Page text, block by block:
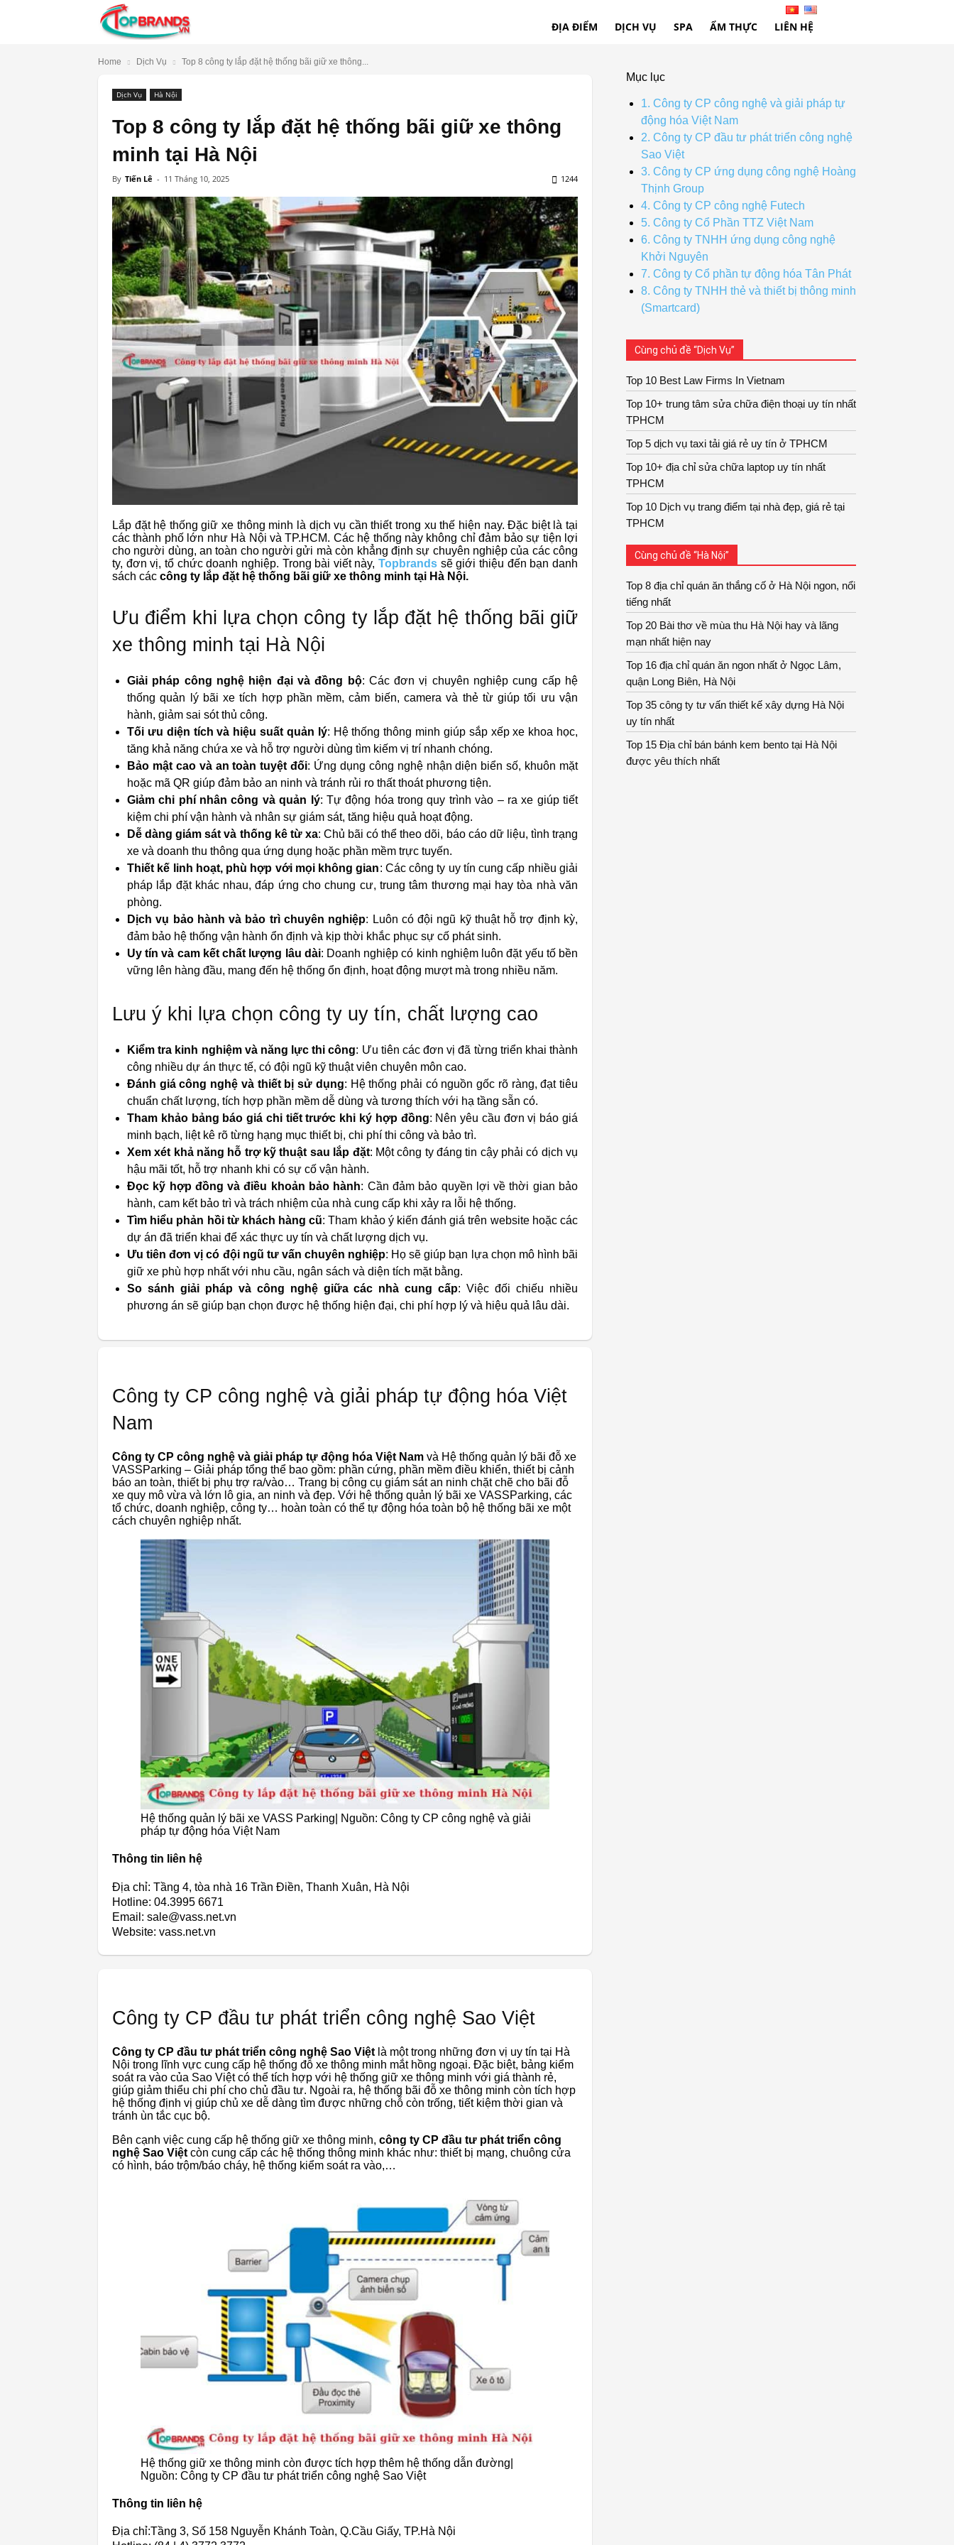
ĐỊA ĐIỂM DỊCH VỤ SPA ẨM THỰC LIÊN HỆ
Home Dịch Vụ Top 8 công ty lắp đặt hệ thống bãi giữ xe thông...
Dịch Vụ Hà Nội
Top 8 công ty lắp đặt hệ thống bãi giữ xe thông
minh tại Hà Nội
By Tiến Lê - 11 Tháng 10, 2025 1244
Lắp đặt hệ thống giữ xe thông minh là dịch vụ cần thiết trong xu thế hiện nay. Đặc biệt là tại
các thành phố lớn như Hà Nội và TP.HCM. Các hệ thống này không chỉ đảm bảo sự tiện lợi
cho người dùng, an toàn cho người gửi mà còn khẳng định sự chuyên nghiệp của các công
ty, đơn vị, tổ chức doanh nghiệp. Trong bài viết này,Topbrands sẽ giới thiệu đến bạn danh
sách các công ty lắp đặt hệ thống bãi giữ xe thông minh tại Hà Nội.
Ưu điểm khi lựa chọn công ty lắp đặt hệ thống bãi giữ
xe thông minh tại Hà Nội
Giải pháp công nghệ hiện đại và đồng bộ: Các đơn vị chuyên nghiệp cung cấp hệ
thống quản lý bãi xe tích hợp phần mềm, cảm biến, camera và thẻ từ giúp tối ưu vận
hành, giảm sai sót thủ công.
Tối ưu diện tích và hiệu suất quản lý: Hệ thống thông minh giúp sắp xếp xe khoa học,
tăng khả năng chứa xe và hỗ trợ người dùng tìm kiếm vị trí nhanh chóng.
Bảo mật cao và an toàn tuyệt đối: Ứng dụng công nghệ nhận diện biển số, khuôn mặt
hoặc mã QR giúp đảm bảo an ninh và tránh rủi ro thất thoát phương tiện.
Giảm chi phí nhân công và quản lý: Tự động hóa trong quy trình vào – ra xe giúp tiết
kiệm chi phí vận hành và nhân sự giám sát, tăng hiệu quả hoạt động.
Dễ dàng giám sát và thống kê từ xa: Chủ bãi có thể theo dõi, báo cáo dữ liệu, tình trạng
xe và doanh thu thông qua ứng dụng hoặc phần mềm trực tuyến.
Thiết kế linh hoạt, phù hợp với mọi không gian: Các công ty uy tín cung cấp nhiều giải
pháp lắp đặt khác nhau, đáp ứng cho chung cư, trung tâm thương mại hay tòa nhà văn
phòng.
Dịch vụ bảo hành và bảo trì chuyên nghiệp: Luôn có đội ngũ kỹ thuật hỗ trợ định kỳ,
đảm bảo hệ thống vận hành ổn định và kịp thời khắc phục sự cố phát sinh.
Uy tín và cam kết chất lượng lâu dài: Doanh nghiệp có kinh nghiệm luôn đặt yếu tố bền
vững lên hàng đầu, mang đến hệ thống ổn định, hoạt động mượt mà trong nhiều năm.
Lưu ý khi lựa chọn công ty uy tín, chất lượng cao
Kiểm tra kinh nghiệm và năng lực thi công: Ưu tiên các đơn vị đã từng triển khai thành
công nhiều dự án thực tế, có đội ngũ kỹ thuật viên chuyên môn cao.
Đánh giá công nghệ và thiết bị sử dụng: Hệ thống phải có nguồn gốc rõ ràng, đạt tiêu
chuẩn chất lượng, tích hợp phần mềm dễ dùng và tương thích với hạ tầng sẵn có.
Tham khảo bảng báo giá chi tiết trước khi ký hợp đồng: Nên yêu cầu đơn vị báo giá
minh bạch, liệt kê rõ từng hạng mục thiết bị, chi phí thi công và bảo trì.
Xem xét khả năng hỗ trợ kỹ thuật sau lắp đặt: Một công ty đáng tin cậy phải có dịch vụ
hậu mãi tốt, hỗ trợ nhanh khi có sự cố vận hành.
Đọc kỹ hợp đồng và điều khoản bảo hành: Cần đảm bảo quyền lợi về thời gian bảo
hành, cam kết bảo trì và trách nhiệm của nhà cung cấp khi xảy ra lỗi hệ thống.
Tìm hiểu phản hồi từ khách hàng cũ: Tham khảo ý kiến đánh giá trên website hoặc các
dự án đã triển khai để xác thực uy tín và chất lượng dịch vụ.
Ưu tiên đơn vị có đội ngũ tư vấn chuyên nghiệp: Họ sẽ giúp bạn lựa chọn mô hình bãi
giữ xe phù hợp nhất với nhu cầu, ngân sách và diện tích mặt bằng.
So sánh giải pháp và công nghệ giữa các nhà cung cấp: Việc đối chiếu nhiều
phương án sẽ giúp bạn chọn được hệ thống hiện đại, chi phí hợp lý và hiệu quả lâu dài.
Công ty CP công nghệ và giải pháp tự động hóa Việt
Nam
Công ty CP công nghệ và giải pháp tự động hóa Việt Nam và Hệ thống quản lý bãi đỗ xe
VASSParking – Giải pháp tổng thể bao gồm: phần cứng, phần mềm điều khiển, thiết bị cảnh
báo an toàn, thiết bị phụ trợ ra/vào… Trang bị công cụ giám sát an ninh chặt chẽ cho bãi đỗ
xe quy mô vừa và lớn lô gia, an ninh và đẹp. Với hệ thống quản lý bãi xe VASSParking, các
tổ chức, doanh nghiệp, công ty… hoàn toàn có thể tự động hóa toàn bộ hệ thống bãi xe một
cách chuyên nghiệp nhất.
Hệ thống quản lý bãi xe VASS Parking| Nguồn: Công ty CP công nghệ và giải
pháp tự động hóa Việt Nam
Thông tin liên hệ
Địa chỉ: Tầng 4, tòa nhà 16 Trần Điền, Thanh Xuân, Hà Nội
Hotline: 04.3995 6671
Email: sale@vass.net.vn
Website: vass.net.vn
Công ty CP đầu tư phát triển công nghệ Sao Việt
Công ty CP đầu tư phát triển công nghệ Sao Việt là một trong những đơn vị uy tín tại Hà
Nội trong lĩnh vực cung cấp hệ thống đỗ xe thông minh mắt hồng ngoại. Đặc biệt, bảng kiểm
soát ra vào của Sao Việt có thể tích hợp với hệ thống giữ xe thông minh với giá thành rẻ,
giúp giảm thiểu chi phí cho chủ đầu tư. Ngoài ra, hệ thống bãi đỗ xe thông minh còn tích hợp
hệ thống định vị giúp chủ xe dễ dàng tìm được những chỗ còn trống, tiết kiệm thời gian và
tránh ùn tắc cục bộ.
Bên cạnh việc cung cấp hệ thống giữ xe thông minh, công ty CP đầu tư phát triển công
nghệ Sao Việt còn cung cấp các hệ thống thông minh khác như: thiết bị mạng, chuông cửa
có hình, báo trộm/báo cháy, hệ thống kiểm soát ra vào,…
Hệ thống giữ xe thông minh còn được tích hợp thêm hệ thống dẫn đường|
Nguồn: Công ty CP đầu tư phát triển công nghệ Sao Việt
Thông tin liên hệ
Địa chỉ:Tầng 3, Số 158 Nguyễn Khánh Toàn, Q.Cầu Giấy, TP.Hà Nội
Mục lục
1. Công ty CP công nghệ và giải pháp tự
động hóa Việt Nam
2. Công ty CP đầu tư phát triển công nghệ
Sao Việt
3. Công ty CP ứng dụng công nghệ Hoàng
Thịnh Group
4. Công ty CP công nghệ Futech
5. Công ty Cổ Phần TTZ Việt Nam
6. Công ty TNHH ứng dụng công nghệ
Khởi Nguyên
7. Công ty Cổ phần tự động hóa Tân Phát
8. Công ty TNHH thẻ và thiết bị thông minh
(Smartcard)
Cùng chủ đề “Dịch Vụ”
Top 10 Best Law Firms In Vietnam
Top 10+ trung tâm sửa chữa điện thoại uy tín nhất
TPHCM
Top 5 dịch vụ taxi tải giá rẻ uy tín ở TPHCM
Top 10+ địa chỉ sửa chữa laptop uy tín nhất
TPHCM
Top 10 Dịch vụ trang điểm tại nhà đẹp, giá rẻ tại
TPHCM
Cùng chủ đề “Hà Nội”
Top 8 địa chỉ quán ăn thắng cố ở Hà Nội ngon, nổi
tiếng nhất
Top 20 Bài thơ về mùa thu Hà Nội hay và lãng
mạn nhất hiện nay
Top 16 địa chỉ quán ăn ngon nhất ở Ngọc Lâm,
quận Long Biên, Hà Nội
Top 35 công ty tư vấn thiết kế xây dựng Hà Nội
uy tín nhất
Top 15 Địa chỉ bán bánh kem bento tại Hà Nội
được yêu thích nhất